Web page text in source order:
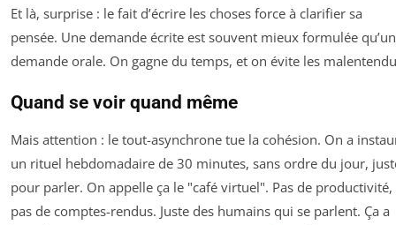
Et là, surprise : le fait d’écrire les choses force à clarifier sa
pensée. Une demande écrite est souvent mieux formulée
demande orale. On gagne du temps, et on évite les
Quand se voir quand même
Mais attention : le tout-asynchrone tue la cohésion. On a
un rituel hebdomadaire de 30 minutes, sans ordre du jour,
pour parler. On appelle ça le "café virtuel". Pas de productivité,
pas de comptes-rendus. Juste des humains qui se parlent. Ça a